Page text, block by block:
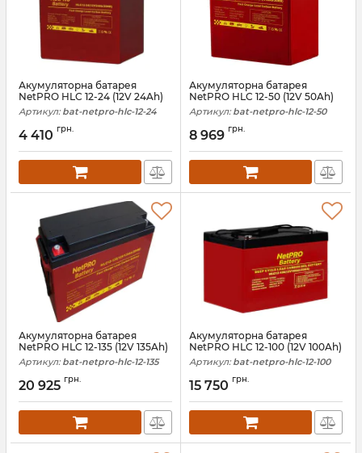
Акумуляторна батарея
NetPRO HLC 12-24 (12V 24Ah)
Артикул: bat-netpro-hlc-12-24
4 410 грн.
Акумуляторна батарея
NetPRO HLC 12-50 (12V 50Ah)
Артикул: bat-netpro-hlc-12-50
8 969 грн.
Акумуляторна батарея
NetPRO HLC 12-135 (12V 135Ah)
Артикул: bat-netpro-hlc-12-135
20 925 грн.
Акумуляторна батарея
NetPRO HLC 12-100 (12V 100Ah)
Артикул: bat-netpro-hlc-12-100
15 750 грн.